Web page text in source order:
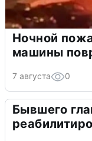
Ночной
машины
7 августа 0
Бывшего